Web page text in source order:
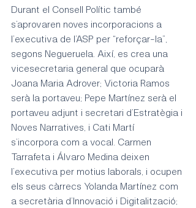
Durant el Consell Polític també
s’aprovaren noves incorporacions a
l’executiva de l’ASP per “reforçar-la”,
segons Negueruela. Així, es crea una
vicesecretaria general que ocuparà
Joana Maria Adrover; Victoria Ramos
serà la portaveu; Pepe Martínez serà el
portaveu adjunt i secretari d’Estratègia i
Noves Narratives, i Cati Martí
s’incorpora com a vocal. Carmen
Tarrafeta i Álvaro Medina deixen
l’executiva per motius laborals, i ocupen
els seus càrrecs Yolanda Martínez com
a secretària d’Innovació i Digitalització;